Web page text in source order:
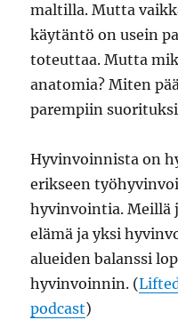
maltilla. Mutta
käytäntö on usein
toteuttaa. Mutta
anatomia? Miten
parempiin
Hyvinvoinnista on
erikseen
hyvinvointia. Meillä
elämä ja yksi
alueiden balanssi
hyvinvoinnin. (
podcast)